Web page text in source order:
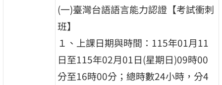
(一)臺灣台語語言能力認證【考試衝刺
班】
１、上課日期與時間：115年01月11
日至115年02月01日(星期日)09時00
分至16時00分；總時數24小時，分4